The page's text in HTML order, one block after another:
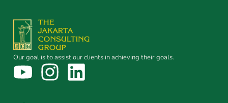
Our goal is to assist our clients in achieving their goals.